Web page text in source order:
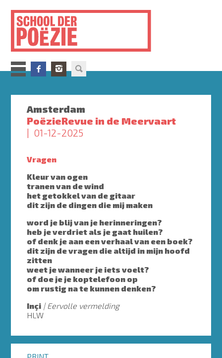
inhoud
gaan
Amsterdam
PoëzieRevue in de Meervaart
01-12-2025
Vragen
Kleur van ogen
tranen van de wind
het getokkel van de gitaar
dit zijn de dingen die mij maken
word je blij van je herinneringen?
heb je verdriet als je gaat huilen?
of denk je aan een verhaal van een boek?
dit zijn de vragen die altijd in mijn hoofd
zitten
weet je wanneer je iets voelt?
of doe je je koptelefoon op
om rustig na te kunnen denken?
Inçi
Eervolle vermelding
HLW